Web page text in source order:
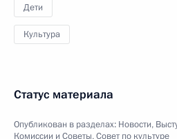
Дети
Культура
Статус материала
Опубликован в разделах: Новости,
Комиссии и Советы,Совет по культуре